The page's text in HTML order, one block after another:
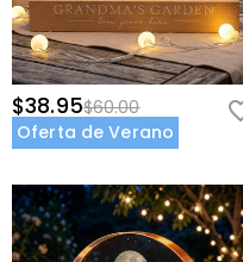
consulte nuestra60
$38.95$60.00
Oferta de Verano